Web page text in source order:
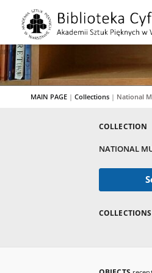
MAIN PAGE | Collections | National
COLLECTION
NATIONAL